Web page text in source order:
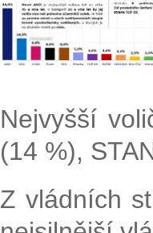
Nejvyšší
(14 %),
Z vládních